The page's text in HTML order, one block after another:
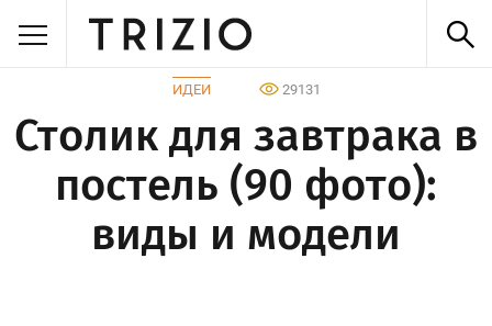
ИДЕИ 29131
Столик для завтрака в
постель (90 фото):
виды и модели